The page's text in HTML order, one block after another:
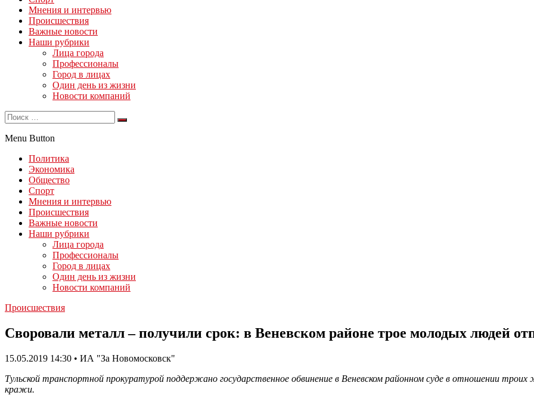
Мнения и интервью
Происшествия
Важные новости
Наши рубрики
Лица города
Профессионалы
Город в лицах
Один день из жизни
Новости компаний
Menu Button
Политика
Экономика
Общество
Спорт
Мнения и интервью
Происшествия
Важные новости
Наши рубрики
Лица города
Профессионалы
Город в лицах
Один день из жизни
Новости компаний
Происшествия
Своровали металл – получили срок: в Веневском районе трое молодых людей
15.05.2019 14:30 • ИА "За Новомосковск"
Тульской транспортной прокуратурой поддержано государственное обвинение в Веневском районном суде в отношении
кражи.